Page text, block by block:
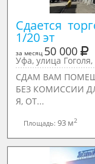
Сдается
1/20 эт
за месяц 50 000
Уфа, улица Гоголя,
СДАМ ВАМ
БЕЗ КОМИССИИ
Я, ОТ...
Площадь: 93 м2